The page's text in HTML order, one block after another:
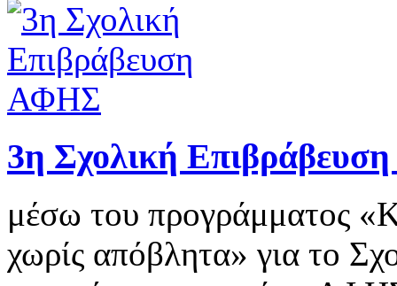
3η Σχολική
μέσω του προγράμματος
χωρίς απόβλητα» για το